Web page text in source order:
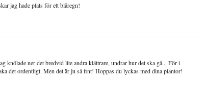
jag hade plats för ett blåregn!
knölade ner det bredvid lite andra klättrare, undrar hur det ska gå... För i
det ordentligt. Men det är ju så fint! Hoppas du lyckas med dina plantor!